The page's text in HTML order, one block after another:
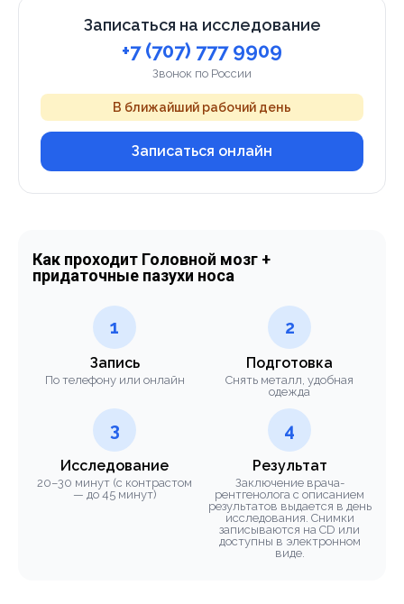
Записаться на исследование
+7 (707) 777 9909
Звонок по России
В ближайший рабочий день
Записаться онлайн
Как проходит Головной мозг +
придаточные пазухи носа
1
Запись
По телефону или онлайн
2
Подготовка
Снять металл, удобная
одежда
3
Исследование
20–30 минут (с контрастом
— до 45 минут)
4
Результат
Заключение врача-
рентгенолога с описанием
результатов выдается в день
исследования. Снимки
записываются на CD или
доступны в электронном
виде.